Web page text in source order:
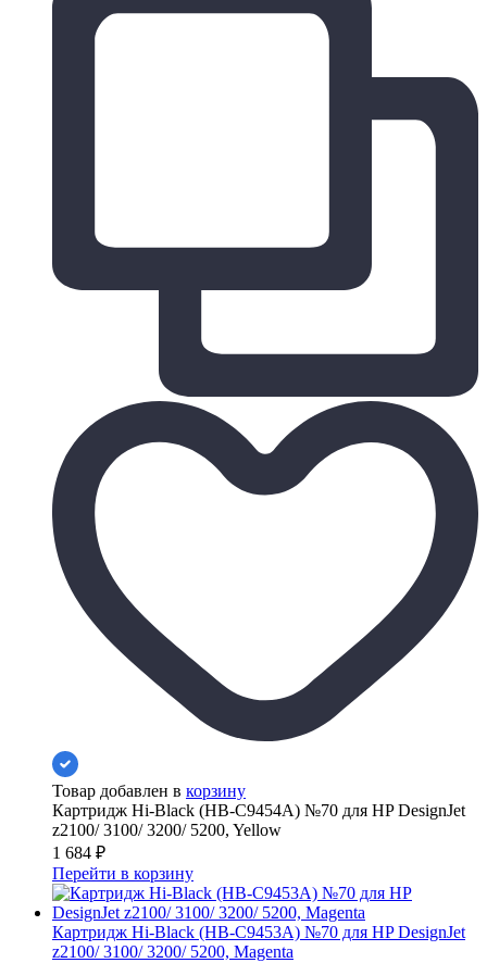
Товар добавлен в корзину
Картридж Hi-Black (HB-C9454A) №70 для HP DesignJet
z2100/ 3100/ 3200/ 5200, Yellow
1 684 ₽
Перейти в корзину
Картридж Hi-Black (HB-C9453A) №70 для HP DesignJet
z2100/ 3100/ 3200/ 5200, Magenta